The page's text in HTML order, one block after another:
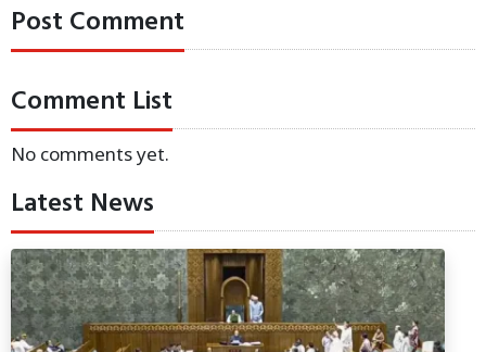
Post Comment
Comment List
No comments yet.
Latest News